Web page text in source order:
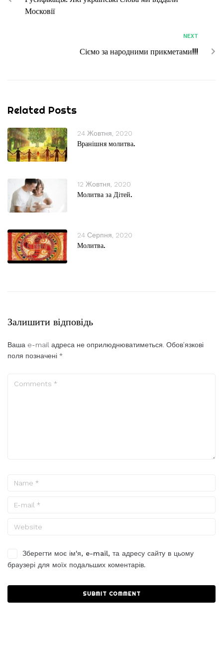
Московії
NEXT
Сіємо за народними прикметами!!!
Related Posts
24 Жовтня, 2020
Вранішня молитва.
12 Жовтня, 2020
Молитва за Дітей.
24 Серпня, 2020
Молитва.
Залишити відповідь
Ваша e-mail адреса не оприлюднюватиметься. Обов’язкові
поля позначені *
Зберегти моє ім'я, e-mail, та адресу сайту в цьому
браузері для моїх подальших коментарів.